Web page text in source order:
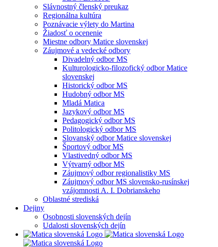
Slávnostný členský preukaz
Regionálna kultúra
Poznávacie výlety do Martina
Žiadosť o ocenenie
Miestne odbory Matice slovenskej
Záujmové a vedecké odbory
Divadelný odbor MS
Kulturologicko-filozofický odbor Matice
slovenskej
Historický odbor MS
Hudobný odbor MS
Mladá Matica
Jazykový odbor MS
Pedagogický odbor MS
Politologický odbor MS
Slovanský odbor Matice slovenskej
Športový odbor MS
Vlastivedný odbor MS
Výtvarný odbor MS
Záujmový odbor regionalistiky MS
Záujmový odbor MS slovensko-rusínskej
vzájomnosti A. I. Dobrianskeho
Oblastné strediská
Dejiny
Osobnosti slovenských dejín
Udalosti slovenských dejín